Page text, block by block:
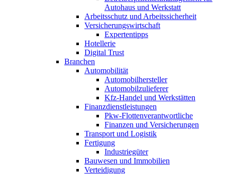
Autohaus und Werkstatt
Arbeitsschutz und Arbeitssicherheit
Versicherungswirtschaft
Expertentipps
Hotellerie
Digital Trust
Branchen
Automobilität
Automobilhersteller
Automobilzulieferer
Kfz-Handel und Werkstätten
Finanzdienstleistungen
Pkw‑Flottenverantwortliche
Finanzen und Versicherungen
Transport und Logistik
Fertigung
Industriegüter
Bauwesen und Immobilien
Verteidigung